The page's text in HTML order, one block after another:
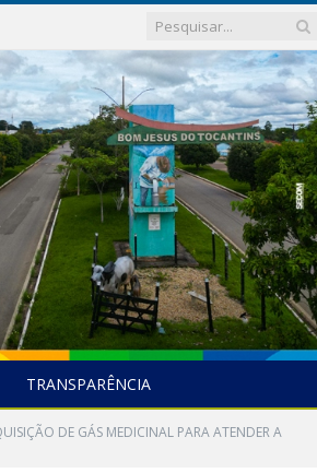
TRANSPARÊNCIA
DE GÁS MEDICINAL PARA ATENDER A